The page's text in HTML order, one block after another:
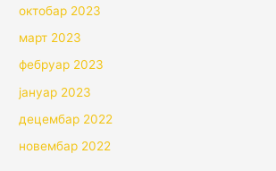
октобар 2023
март 2023
фебруар 2023
јануар 2023
децембар 2022
новембар 2022